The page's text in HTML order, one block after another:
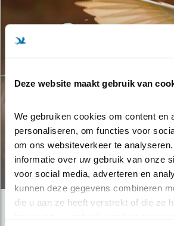
Deze website maakt gebruik van
We gebruiken cookies om content en
personaliseren, om functies voor
om ons websiteverkeer te
informatie over uw gebruik van onze
voor social media, adverteren en
kunnen deze gegevens combineren
die u aan ze heeft verstrekt of die ze
GROTE VS. KLEINE
ZILVERREIGER
13.12.19